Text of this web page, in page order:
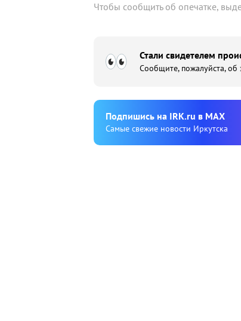
Чтобы сообщить об опечатке,
Стали свидетелем
Сообщите, пожалуйста,
Подпишиcь на IRK.ru в MAX
Cамые свежие новости Иркутска